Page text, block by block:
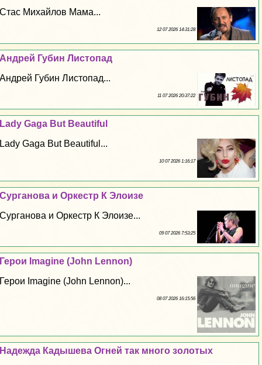
Стас Михайлов Мама...
12 07 2026 14:31:28
Андрей Губин Листопад
Андрей Губин Листопад...
11 07 2026 20:37:22
Lady Gaga But Beautiful
Lady Gaga But Beautiful...
10 07 2026 1:16:17
Сурганова и Оркестр К Элоизе
Сурганова и Оркестр К Элоизе...
09 07 2026 7:53:25
Герои Imagine (John Lennon)
Герои Imagine (John Lennon)...
08 07 2026 16:15:56
Надежда Кадышева Огней так много золотых